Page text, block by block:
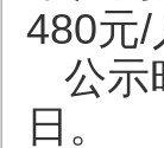
480元/
公示
日。